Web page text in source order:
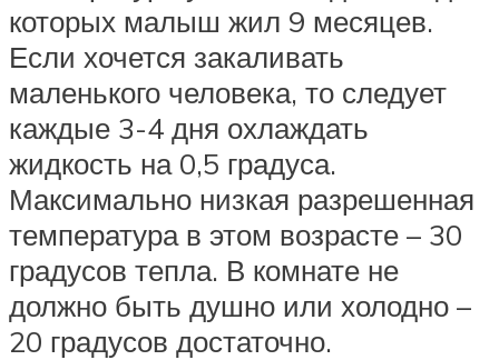
которых малыш жил 9 месяцев.
Если хочется закаливать
маленького человека, то следует
каждые 3-4 дня охлаждать
жидкость на 0,5 градуса.
Максимально низкая разрешенная
температура в этом возрасте – 30
градусов тепла. В комнате не
должно быть душно или холодно –
20 градусов достаточно.